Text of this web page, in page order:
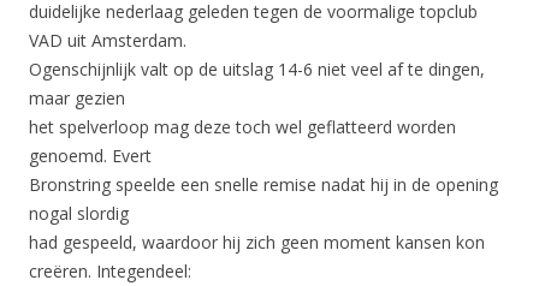
duidelijke nederlaag geleden tegen de voormalige topclub
VAD uit Amsterdam.
Ogenschijnlijk valt op de uitslag 14-6 niet veel af te dingen,
maar gezien
het spelverloop mag deze toch wel geflatteerd worden
genoemd. Evert
Bronstring speelde een snelle remise nadat hij in de opening
nogal slordig
had gespeeld, waardoor hij zich geen moment kansen kon
creëren. Integendeel: